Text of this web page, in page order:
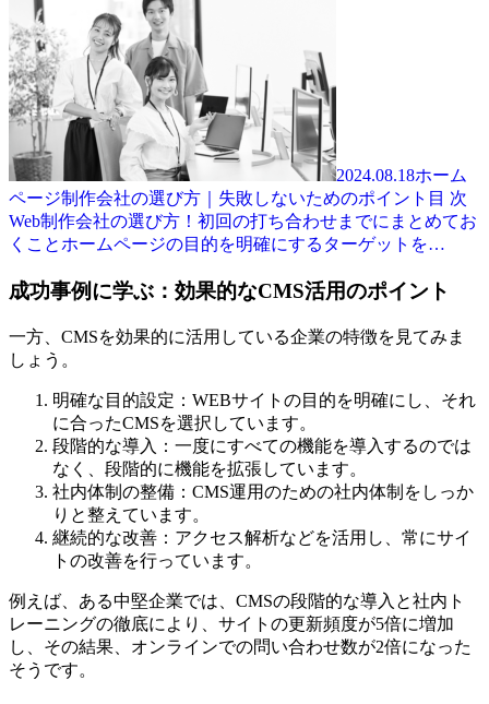
2024.08.18ホーム
ページ制作会社の選び方｜失敗しないためのポイント 目 次
Web制作会社の選び方！初回の打ち合わせまでにまとめてお
くことホームページの目的を明確にするターゲットを…
成功事例に学ぶ：効果的なCMS活用のポイント
一方、CMSを効果的に活用している企業の特徴を見てみま
しょう。
明確な目的設定：WEBサイトの目的を明確にし、それ
に合ったCMSを選択しています。
段階的な導入：一度にすべての機能を導入するのでは
なく、段階的に機能を拡張しています。
社内体制の整備：CMS運用のための社内体制をしっか
りと整えています。
継続的な改善：アクセス解析などを活用し、常にサイ
トの改善を行っています。
例えば、ある中堅企業では、 CMSの段階的な導入と社内ト
レーニングの徹底により、サイトの更新頻度が5倍に増加
し、その結果、オンラインでの問い合わせ数が2倍になった
そうです。